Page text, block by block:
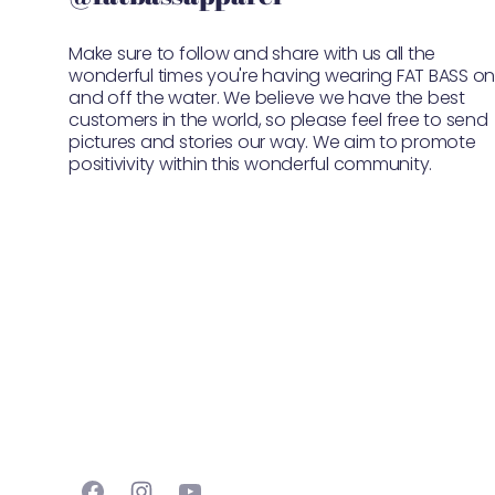
Make sure to follow and share with us all the
wonderful times you're having wearing FAT BASS on
and off the water. We believe we have the best
customers in the world, so please feel free to send
pictures and stories our way. We aim to promote
positivivity within this wonderful community.